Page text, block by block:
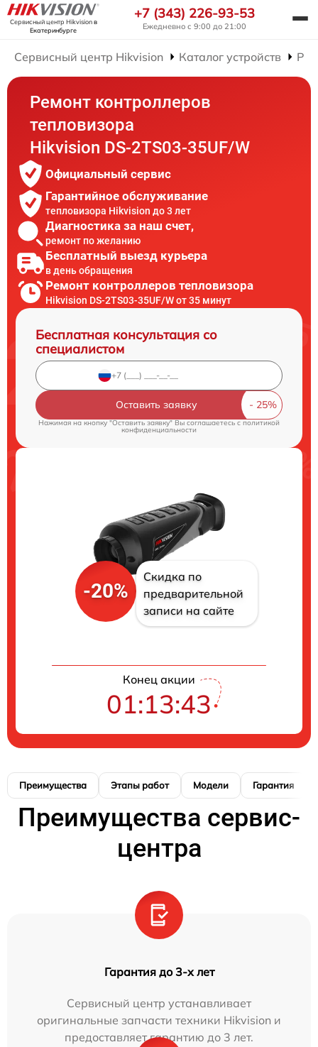
Сервисный центр Hikvisionв
Екатеринбурге
+7 (343) 226-93-53
Ежедневно с 9:00 до 21:00
Сервисный центр Hikvision Каталог устройств
Ремонт контроллеров
тепловизора
Hikvision DS-2TS03-35UF/W
Официальный сервис
Гарантийное обслуживание
тепловизора Hikvision до 3 лет
Диагностика за наш счет,
ремонт по желанию
Бесплатный выезд курьера
в день обращения
Ремонт контроллеров тепловизора
Hikvision DS-2TS03-35UF/W от 35 минут
Бесплатная консультация со
специалистом
Оставить заявку
Нажимая на кнопку "Оставить заявку" Вы соглашаетесь cполитикой
конфиденциальности
-20%
Скидка по
предварительной
записи на сайте
Конец акции
01:13:42
Преимущества Этапы работ Модели Гарантия
Преимущества сервис-
центра
Гарантия до 3-х лет
Сервисный центр устанавливает
оригинальные запчасти техники Hikvision и
предоставляет гарантию до 3 лет.